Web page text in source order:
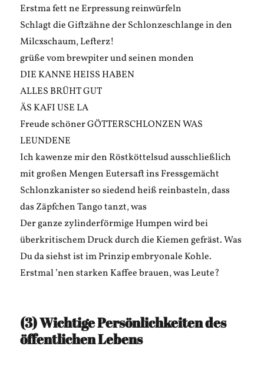
Erstma fett ne Erpressung reinwürfeln
Schlagt die Giftzähne der Schlonzeschlange in den
Milcxschaum, Lefterz!
grüße vom brewpiter und seinen monden
DIE KANNE HEISS HABEN
ALLES BRÜHT GUT
ÄS KAFI USE LA
Freude schöner GÖTTERSCHLONZEN WAS
LEUNDENE
Ich kawenze mir den Röstköttelsud ausschließlich
mit großen Mengen Eutersaft ins Fressgemächt
Schlonzkanister so siedend heiß reinbasteln, dass
das Zäpfchen Tango tanzt, was
Der ganze zylinderförmige Humpen wird bei
überkritischem Druck durch die Kiemen gefräst. Was
Du da siehst ist im Prinzip embryonale Kohle.
Erstmal ’nen starken Kaffee brauen, was Leute?
(3) Wichtige Persönlichkeiten des
öffentlichen Lebens